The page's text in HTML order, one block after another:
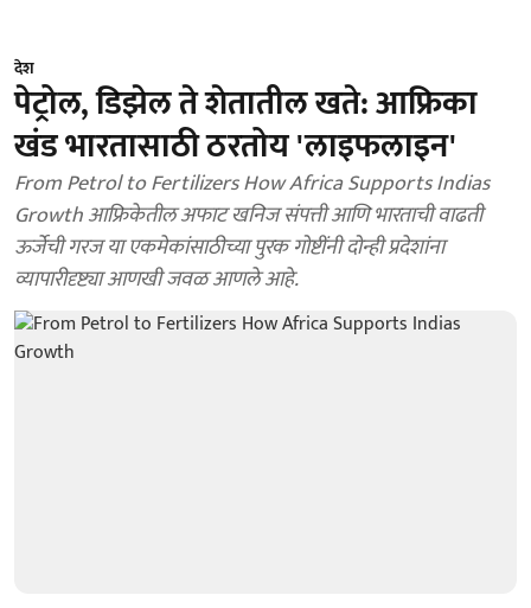
देश
पेट्रोल, डिझेल ते शेतातील खते: आफ्रिका
खंड भारतासाठी ठरतोय 'लाइफलाइन'
From Petrol to Fertilizers How Africa Supports Indias
Growth आफ्रिकेतील अफाट खनिज संपत्ती आणि भारताची वाढती
ऊर्जेची गरज या एकमेकांसाठीच्या पुरक गोष्टींनी दोन्ही प्रदेशांना
व्यापारीदृष्ट्या आणखी जवळ आणले आहे.